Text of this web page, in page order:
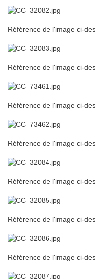
Référence de l'image ci-
Référence de l'image ci-
Référence de l'image ci-
Référence de l'image ci-
Référence de l'image ci-
Référence de l'image ci-
Référence de l'image ci-